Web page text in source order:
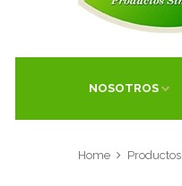
NOSOTROS
Home Productos